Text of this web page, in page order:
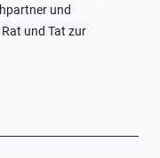
und
und Tat zur